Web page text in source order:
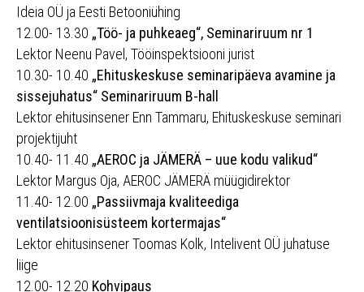
Ideia OÜ ja Eesti Betooniühing
12.00- 13.30 „Töö- ja puhkeaeg“, Seminariruum nr 1
Lektor Neenu Pavel, Tööinspektsiooni jurist
10.30- 10.40 „Ehituskeskuse seminaripäeva avamine ja
sissejuhatus“ Seminariruum B-hall
Lektor ehitusinsener Enn Tammaru, Ehituskeskuse seminari
projektijuht
10.40- 11.40 „AEROC ja JÄMERÄ – uue kodu valikud“
Lektor Margus Oja, AEROC JÄMERÄ müügidirektor
11.40- 12.00 „Passiivmaja kvaliteediga
ventilatsioonisüsteem kortermajas“
Lektor ehitusinsener Toomas Kolk, Intelivent OÜ juhatuse
liige
12.00- 12.20 Kohvipaus